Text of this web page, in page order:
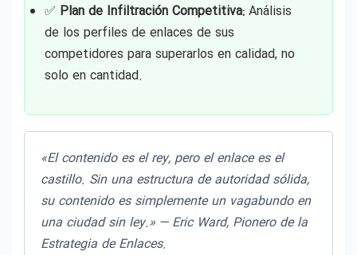
✅ Plan de Infiltración Competitiva: Análisis
de los perfiles de enlaces de sus
competidores para superarlos en calidad, no
solo en cantidad.
«El contenido es el rey, pero el enlace es el
castillo. Sin una estructura de autoridad sólida,
su contenido es simplemente un vagabundo en
una ciudad sin ley.» — Eric Ward, Pionero de la
Estrategia de Enlaces.